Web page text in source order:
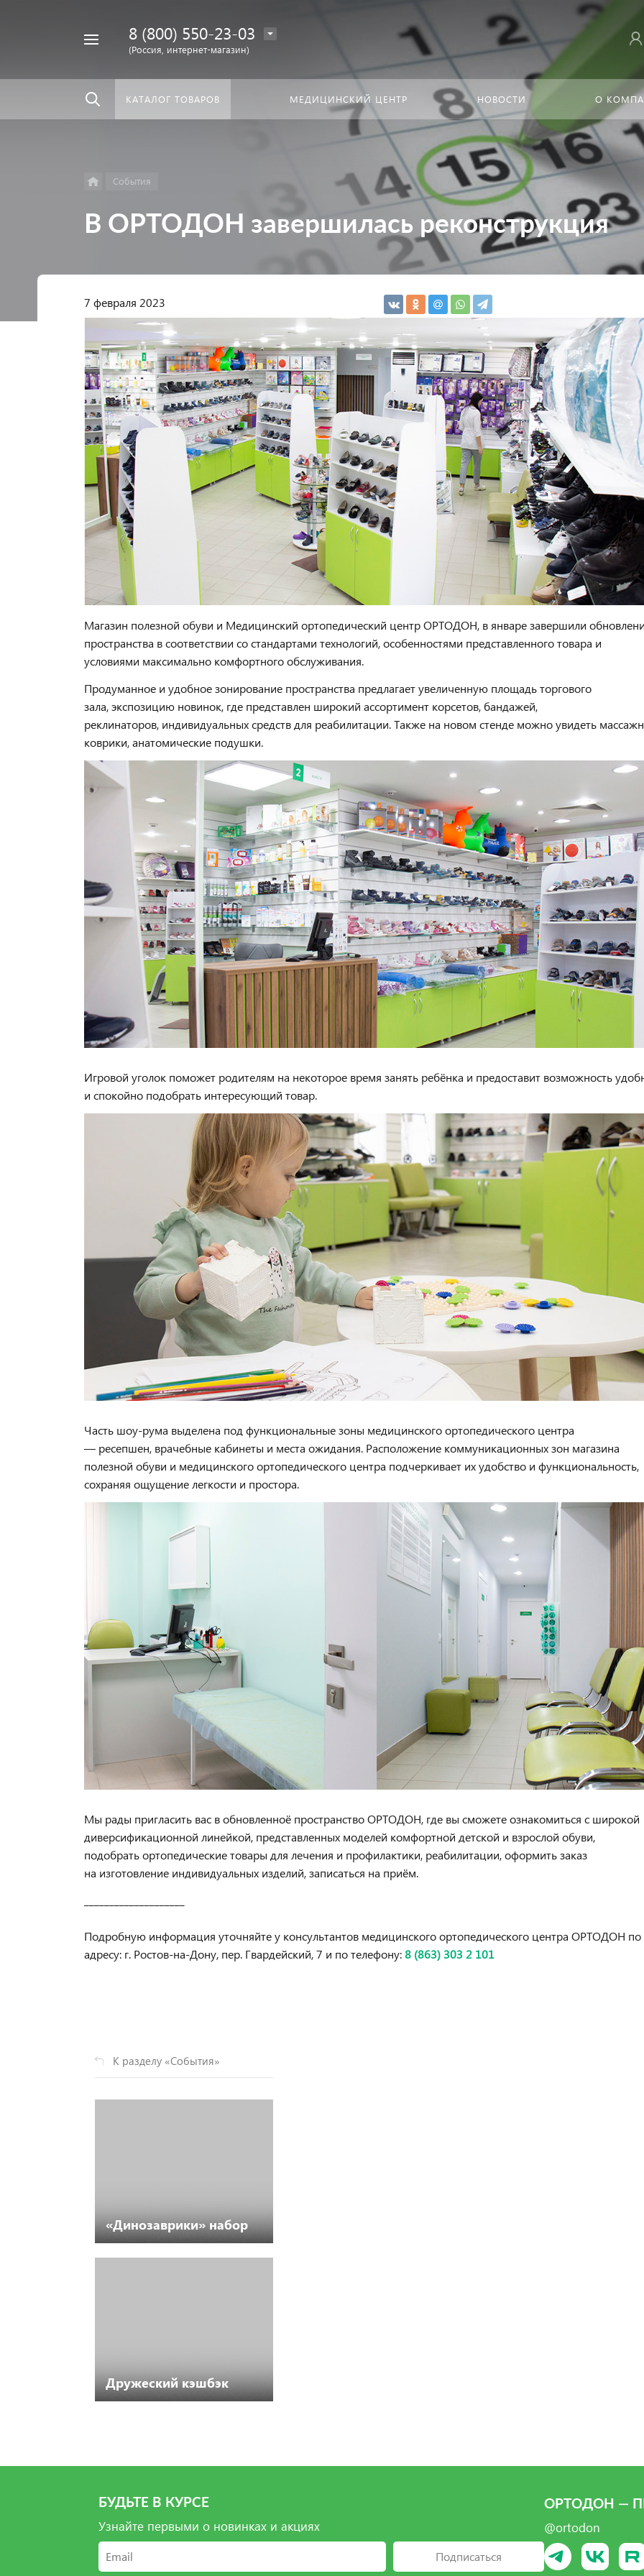
8 (800) 550-23-03
(Россия, интернет-магазин)
КАТАЛОГ ТОВАРОВ МЕДИЦИНСКИЙ ЦЕНТР НОВОСТИ О
События
В ОРТОДОН завершилась реконструкция
7 февраля 2023
Магазин полезной обуви и Медицинский ортопедический центр ОРТОДОН, в январе завершили
пространства в соответствии со стандартами технологий, особенностями представленного товара и
условиями максимально комфортного обслуживания.
Продуманное и удобное зонирование пространства предлагает увеличенную площадь торгового
зала, экспозицию новинок, где представлен широкий ассортимент корсетов, бандажей,
реклинаторов, индивидуальных средств для реабилитации. Также на новом стенде можно увидеть
коврики, анатомические подушки.
Игровой уголок поможет родителям на некоторое время занять ребёнка и предоставит возможность
и спокойно подобрать интересующий товар.
Часть шоу-рума выделена под функциональные зоны медицинского ортопедического центра
— ресепшен, врачебные кабинеты и места ожидания. Расположение коммуникационных зон магазина
полезной обуви и медицинского ортопедического центра подчеркивает их удобство и функциональность,
сохраняя ощущение легкости и простора.
Мы рады пригласить вас в обновленноё пространство ОРТОДОН, где вы сможете ознакомиться с широкой
диверсификационной линейкой, представленных моделей комфортной детской и взрослой обуви,
подобрать ортопедические товары для лечения и профилактики, реабилитации, оформить заказ
на изготовление индивидуальных изделий, записаться на приём.
Подробную информация уточняйте у консультантов медицинского ортопедического центра ОРТОДОН по
адресу: г. Ростов-на-Дону, пер. Гвардейский, 7 и по телефону:8 (863) 303 2 101
К разделу «События»
«Динозаврики» набор
Дружеский кэшбэк
БУДЬТЕ В КУРСЕ
Узнайте первыми о новинках и акциях
Подписаться
ОРТОДОН —
@ortodon